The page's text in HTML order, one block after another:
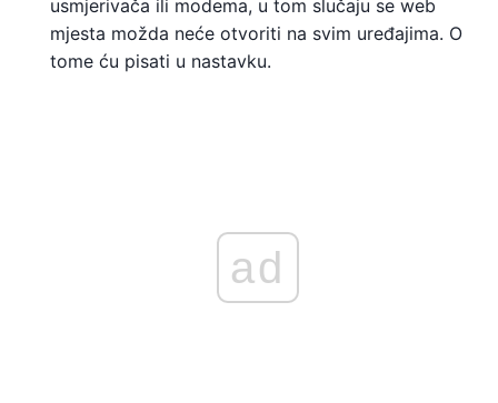
usmjerivača ili modema, u tom slučaju se web
mjesta možda neće otvoriti na svim uređajima. O
tome ću pisati u nastavku.
ad